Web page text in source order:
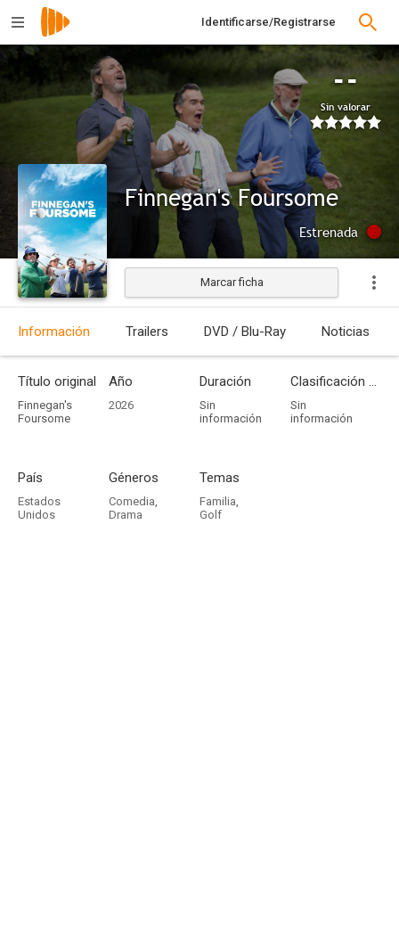
Identificarse/Registrarse
--
Sin valorar
Finnegan's Foursome
Estrenada
Marcar ficha
Información Trailers DVD / Blu-Ray Noticias
Título original
Finnegan's
Foursome
Año
2026
Duración
Sin
información
Clasificación por edades
Sin
información
País
Estados
Unidos
Géneros
Comedia,
Drama
Temas
Familia,
Golf